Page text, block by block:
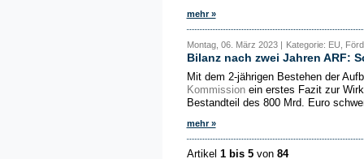
mehr »
Montag, 06. März 2023 | Kategorie: EU,
Bilanz nach zwei Jahren ARF:
Mit dem 2-jährigen Bestehen der
Kommissionein erstes Fazit zur
Bestandteil des 800 Mrd. Euro
mehr »
Artikel 1 bis 5von 84